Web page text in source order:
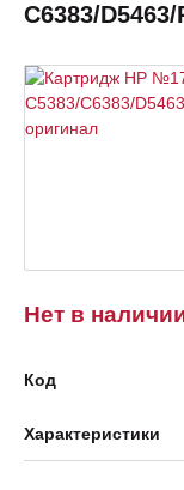
Нет в
С6383/
Код
Характеристики